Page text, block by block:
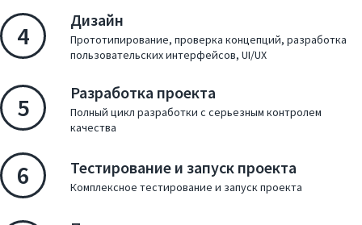
4 Дизайн
Прототипирование, проверка концепций, разработка
пользовательских интерфейсов, UI/UX
5 Разработка проекта
Полный цикл разработки с серьезным контролем
качества
6 Тестирование и запуск проекта
Комплексное тестирование и запуск проекта
Компания
Портфолио
Решения
Контакты